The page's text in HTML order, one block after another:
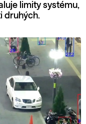
limity systému,
druhých.